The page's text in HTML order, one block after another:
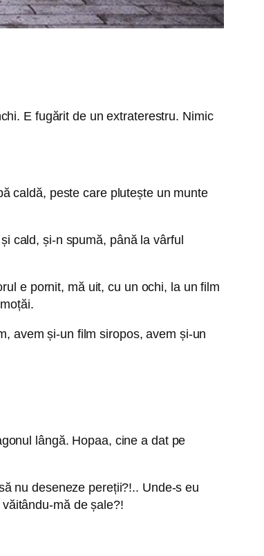
E fugărit de un extraterestru. Nimic
caldă, peste care plutește un munte
cald, și-n spumă, până la vârful
e pornit, mă uit, cu un ochi, la un film
avem și-un film siropos, avem și-un
lângă. Hopaa, cine a dat pe
nu deseneze pereții?!.. Unde-s eu
mă de șale?!